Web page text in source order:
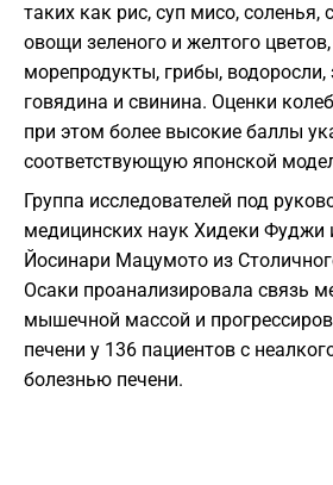
таких как рис, суп мисо, соленья,
овощи зеленого и желтого
морепродукты, грибы,
говядина и свинина. Оценки
при этом более высокие баллы
соответствующую японской
Группа исследователей под
медицинских наук Хидеки Фуджи
Йосинари Мацумото из
Осаки проанализировала связь
мышечной массой и
печени у 136 пациентов с
болезнью печени.